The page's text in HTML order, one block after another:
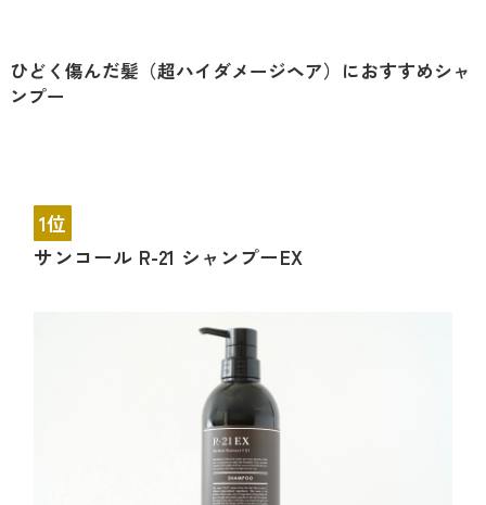
ひどく傷んだ髪（超ハイダメージヘア）におすすめシャ
ンプー
1位
サンコール R-21 シャンプーEX